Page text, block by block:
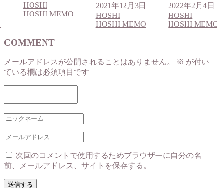
HOSHI
HOSHI MEMO
2021年12月3日
HOSHI
HOSHI MEMO
2022年2月4日
HOSHI
HOSHI
COMMENT
メールアドレスが公開されることはありません。 ※ が付い
ている欄は必須項目です
次回のコメントで使用するためブラウザーに自分の名
前、メールアドレス、サイトを保存する。